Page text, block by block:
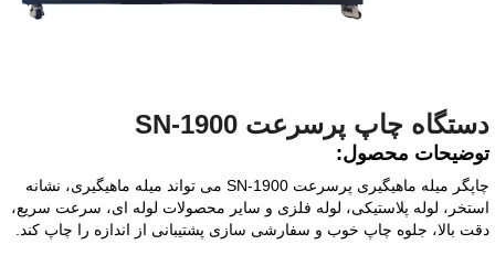
دستگاه چاپ پرسرعت SN-1900
توضیحات محصول:
چاپگر میله ماهیگیری پرسرعت SN-1900 می تواند میله ماهیگیری، نشانه
استخر، لوله پلاستیکی، لوله فلزی و سایر محصولات لوله ای، سرعت سریع،
دقت بالا، جلوه چاپ خوب و سفارشی سازی پشتیبانی از اندازه را چاپ کند.